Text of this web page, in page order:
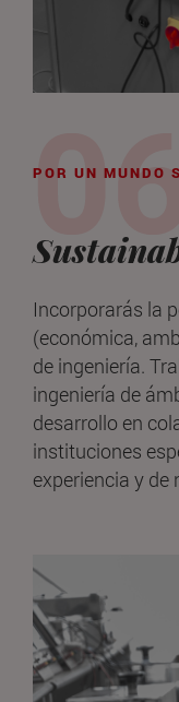
POR UN MUNDO
Incorporarás la
(económica,
de ingeniería.
ingeniería de
desarrollo en
instituciones
experiencia y de